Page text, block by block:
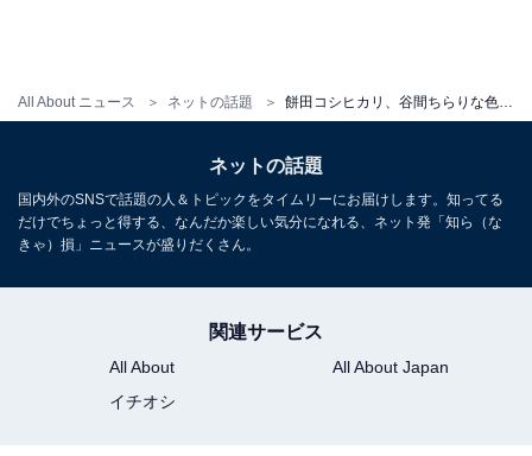
All About ニュース ネットの話題
ネットの話題
国内外のSNSで話題の人＆トピックをタイムリーにお届けします。知ってる
だけでちょっと得する、なんだか楽しい気分になれる、ネット発「知ら（な
きゃ）損」ニュースが盛りだくさん。
関連サービス
All About
All About Japan
イチオシ